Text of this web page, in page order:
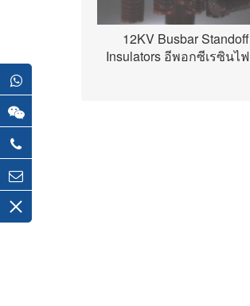
12KV Busbar Standoff
Insulators อีพอกซีเรซินไ